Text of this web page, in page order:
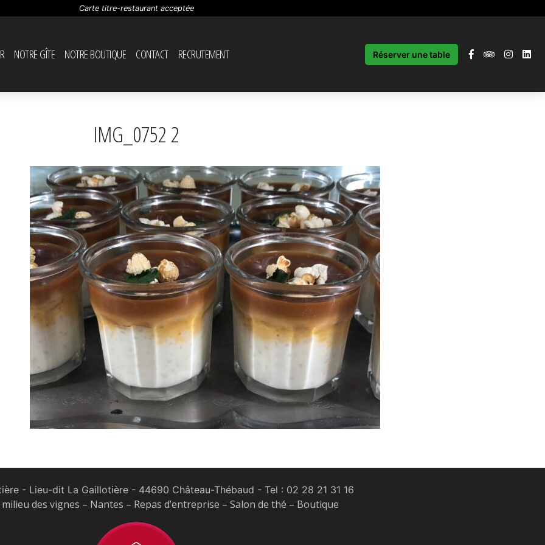
Carte titre-restaurant acceptée
NOTRE GÎTE NOTRE BOUTIQUE CONTACT RECRUTEMENT Réserver une table
IMG_0752 2
- Lieu-dit La Gaillotière - 44690 Château-Thébaud - Tel : 02 28 21 31 16
des vignes – Nantes – Repas d’entreprise – Salon de thé – Boutique